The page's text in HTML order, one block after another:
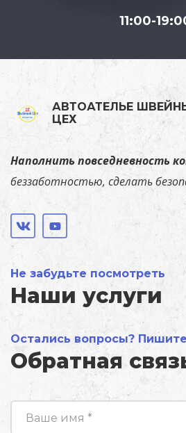
11:00-
АВТОАТЕЛЬЕ
ЦЕХ
Наполнить повседневность
беззаботностью, сделать
Не забудьте посмотреть
Наши услуги
Остались вопросы?
Обратная